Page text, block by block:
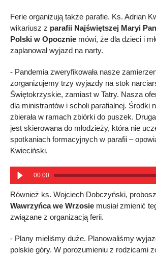
Ferie organizują także parafie. Ks. Adrian
wikariusz z parafii Najświętszej Maryi
Polski w Opocznie mówi, że dla dzieci i
zaplanował wyjazd na narty.
- Pandemia zweryfikowała nasze
zorganizujemy trzy wyjazdy na stok
Świętokrzyskie, zamiast w Tatry. Nasza
dla ministrantów i scholi parafialnej. Środki
zbierała w ramach zbiórki do puszek.
jest skierowana do młodzieży, która nie
spotkaniach formacyjnych w parafii –
Kwieciński.
00:00
Również ks. Wojciech Dobczyński,
Wawrzyńca we Wrzosie musiał zmienić
związane z organizacją ferii.
- Plany mieliśmy duże. Planowaliśmy
polskie góry. W porozumieniu z rodzicami